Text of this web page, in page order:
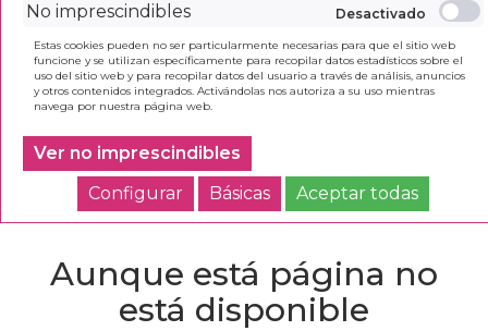
No imprescindibles
Estas cookies pueden no ser particularmente necesarias para que el sitio web
funcione y se utilizan específicamente para recopilar datos estadísticos sobre el
uso del sitio web y para recopilar datos del usuario a través de análisis, anuncios
y otros contenidos integrados. Activándolas nos autoriza a su uso mientras
navega por nuestra página web.
Ver no imprescindibles
Configurar
Básicas Aceptar todas
Aunque está página no
está disponible